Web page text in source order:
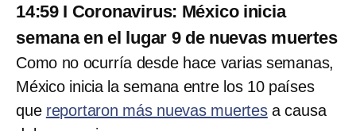
14:59 I Coronavirus: México inicia
semana en el lugar 9 de nuevas muertes
Como no ocurría desde hace varias semanas,
México inicia la semana entre los 10 países
que reportaron más nuevas muertesa causa